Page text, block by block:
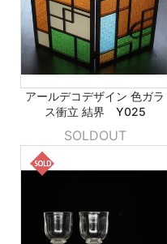
アールデコデザイン 色ガラ
ス衝立 結界 Y025
SOLDOUT